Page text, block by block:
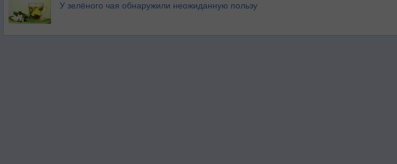
У зелёного чая обнаружили неожиданную пользу